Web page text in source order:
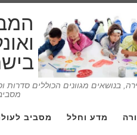
בנושאים מגוונים הכוללים
מדע וחלל מסביב